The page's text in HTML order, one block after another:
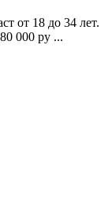
от 18 до 34 лет.
000 ру ...